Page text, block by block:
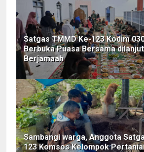
Satgas TMMD Ke-123 Kodim
Berbuka Puasa Bersama
Berjamaah
Sambangi warga, Anggota
123 Komsos Kelompok